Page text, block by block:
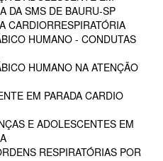
DA SMS DE BAURU-SP
CARDIORRESPIRATÓRIA
HUMANO - CONDUTAS
HUMANO NA ATENÇÃO
EM PARADA CARDIO
E ADOLESCENTES EM
RESPIRATÓRIAS POR